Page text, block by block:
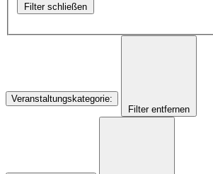
Filter schließen
Veranstaltungskategorie:
Filter entfernen